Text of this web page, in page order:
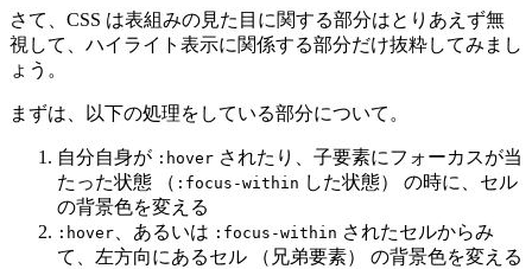
さて、CSS は表組みの見た目に関する部分はとりあえず無
視して、ハイライト表示に関係する部分だけ抜粋してみまし
ょう。
まずは、以下の処理をしている部分について。
自分自身が :hover されたり、子要素にフォーカスが当
たった状態 （ :focus-within した状態） の時に、セル
の背景色を変える
:hover 、あるいは :focus-within されたセルからみ
て、左方向にあるセル （兄弟要素） の背景色を変える